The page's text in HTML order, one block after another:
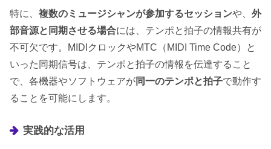
特に、 複数のミュージシャンが参加するセッションや、 外
部音源と同期させる場合には、テンポと拍子の情報共有が
不可欠です。MIDIクロックやMTC（MIDI Time Code）と
いった同期信号は、テンポと拍子の情報を伝達すること
で、各機器やソフトウェアが同一のテンポと拍子で動作す
ることを可能にします。
実践的な活用